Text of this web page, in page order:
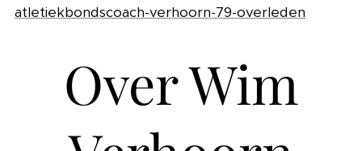
atletiekbondscoach-verhoorn-79-overleden
Over Wim